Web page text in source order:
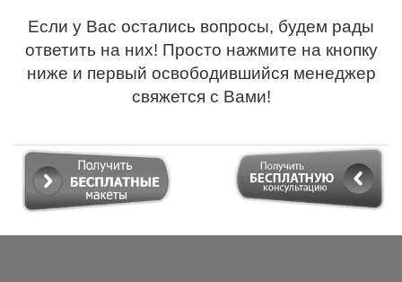
Если у Вас остались вопросы, будем рады
ответить на них! Просто нажмите на кнопку
ниже и первый освободившийся менеджер
свяжется с Вами!